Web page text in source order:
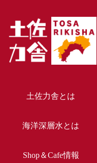
土佐力舎とは
海洋深層水とは
Shop＆Cafe情報